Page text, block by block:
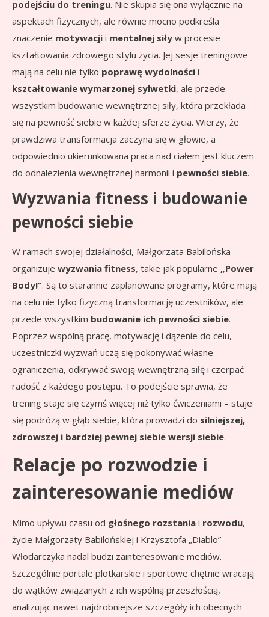
podejściu do treningu. Nie skupia się ona wyłącznie na
aspektach fizycznych, ale równie mocno podkreśla
znaczenie motywacji i mentalnej siły w procesie
kształtowania zdrowego stylu życia. Jej sesje treningowe
mają na celu nie tylko poprawę wydolności i
kształtowanie wymarzonej sylwetki, ale przede
wszystkim budowanie wewnętrznej siły, która przekłada
się na pewność siebie w każdej sferze życia. Wierzy, że
prawdziwa transformacja zaczyna się w głowie, a
odpowiednio ukierunkowana praca nad ciałem jest kluczem
do odnalezienia wewnętrznej harmonii i pewności siebie.
Wyzwania fitness i budowanie
pewności siebie
W ramach swojej działalności, Małgorzata Babilońska
organizuje wyzwania fitness, takie jak popularne „Power
Body!”. Są to starannie zaplanowane programy, które mają
na celu nie tylko fizyczną transformację uczestników, ale
przede wszystkim budowanie ich pewności siebie.
Poprzez wspólną pracę, motywację i dążenie do celu,
uczestniczki wyzwań uczą się pokonywać własne
ograniczenia, odkrywać swoją wewnętrzną siłę i czerpać
radość z każdego postępu. To podejście sprawia, że
trening staje się czymś więcej niż tylko ćwiczeniami – staje
się podróżą w głąb siebie, która prowadzi do silniejszej,
zdrowszej i bardziej pewnej siebie wersji siebie.
Relacje po rozwodzie i
zainteresowanie mediów
Mimo upływu czasu od głośnego rozstania i rozwodu,
życie Małgorzaty Babilońskiej i Krzysztofa „Diablo”
Włodarczyka nadal budzi zainteresowanie mediów.
Szczególnie portale plotkarskie i sportowe chętnie wracają
do wątków związanych z ich wspólną przeszłością,
analizując nawet najdrobniejsze szczegóły ich obecnych